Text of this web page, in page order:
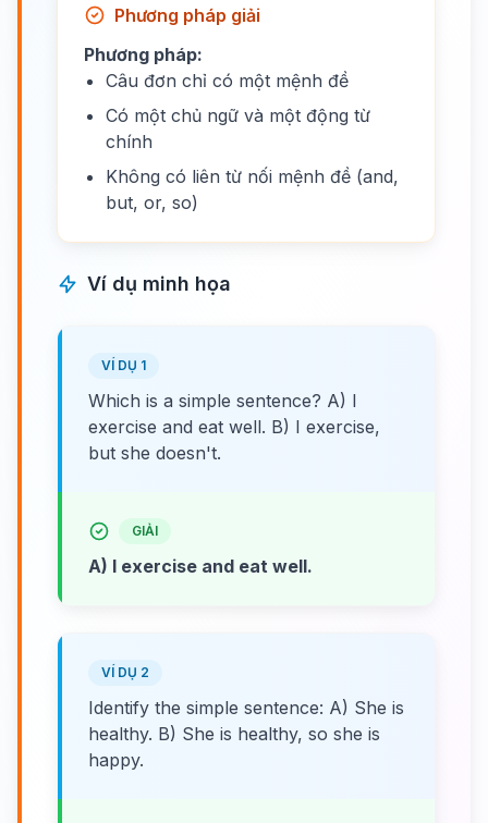
Phương pháp giải
Phương pháp:
Câu đơn chỉ có một mệnh đề
Có một chủ ngữ và một động từ
chính
Không có liên từ nối mệnh đề (and,
but, or, so)
Ví dụ minh họa
VÍ DỤ 1
Which is a simple sentence? A) I
exercise and eat well. B) I exercise,
but she doesn't.
GIẢI
A) I exercise and eat well.
VÍ DỤ 2
Identify the simple sentence: A) She is
healthy. B) She is healthy, so she is
happy.